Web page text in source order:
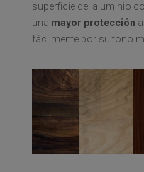
superficie del aluminio
una mayor protección
fácilmente por su tono